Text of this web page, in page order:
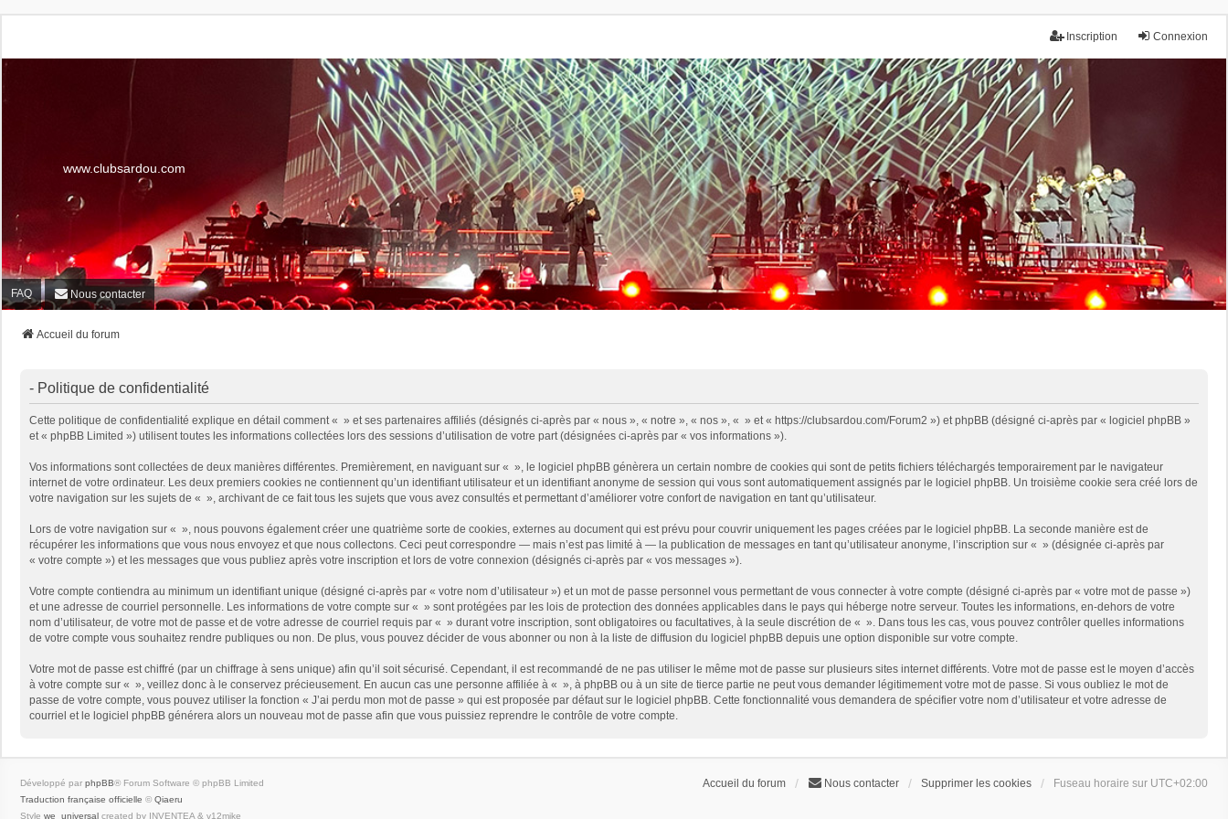
Connexion
Inscription
www.clubsardou.com
FAQ Nous contacter
Accueil du forum
- Politique de confidentialité
Cette politique de confidentialité explique en détail comment « » et ses partenaires affiliés (désignés ci-après par « nous », « notre », « nos », « » et « https://clubsardou.com/Forum2 ») et phpBB (désigné ci-après par « logiciel phpBB »
et « phpBB Limited ») utilisent toutes les informations collectées lors des sessions d’utilisation de votre part (désignées ci-après par « vos informations »).
Vos informations sont collectées de deux manières différentes. Premièrement, en naviguant sur « », le logiciel phpBB génèrera un certain nombre de cookies qui sont de petits fichiers téléchargés temporairement par le navigateur
internet de votre ordinateur. Les deux premiers cookies ne contiennent qu’un identifiant utilisateur et un identifiant anonyme de session qui vous sont automatiquement assignés par le logiciel phpBB. Un troisième cookie sera créé lors de
votre navigation sur les sujets de « », archivant de ce fait tous les sujets que vous avez consultés et permettant d’améliorer votre confort de navigation en tant qu’utilisateur.
Lors de votre navigation sur « », nous pouvons également créer une quatrième sorte de cookies, externes au document qui est prévu pour couvrir uniquement les pages créées par le logiciel phpBB. La seconde manière est de
récupérer les informations que vous nous envoyez et que nous collectons. Ceci peut correspondre — mais n’est pas limité à — la publication de messages en tant qu’utilisateur anonyme, l’inscription sur « » (désignée ci-après par
« votre compte ») et les messages que vous publiez après votre inscription et lors de votre connexion (désignés ci-après par « vos messages »).
Votre compte contiendra au minimum un identifiant unique (désigné ci-après par « votre nom d’utilisateur ») et un mot de passe personnel vous permettant de vous connecter à votre compte (désigné ci-après par « votre mot de passe »)
et une adresse de courriel personnelle. Les informations de votre compte sur « » sont protégées par les lois de protection des données applicables dans le pays qui héberge notre serveur. Toutes les informations, en-dehors de votre
nom d’utilisateur, de votre mot de passe et de votre adresse de courriel requis par « » durant votre inscription, sont obligatoires ou facultatives, à la seule discrétion de « ». Dans tous les cas, vous pouvez contrôler quelles informations
de votre compte vous souhaitez rendre publiques ou non. De plus, vous pouvez décider de vous abonner ou non à la liste de diffusion du logiciel phpBB depuis une option disponible sur votre compte.
Votre mot de passe est chiffré (par un chiffrage à sens unique) afin qu’il soit sécurisé. Cependant, il est recommandé de ne pas utiliser le même mot de passe sur plusieurs sites internet différents. Votre mot de passe est le moyen d’accès
à votre compte sur « », veillez donc à le conservez précieusement. En aucun cas une personne affiliée à « », à phpBB ou à un site de tierce partie ne peut vous demander légitimement votre mot de passe. Si vous oubliez le mot de
passe de votre compte, vous pouvez utiliser la fonction « J’ai perdu mon mot de passe » qui est proposée par défaut sur le logiciel phpBB. Cette fonctionnalité vous demandera de spécifier votre nom d’utilisateur et votre adresse de
courriel et le logiciel phpBB générera alors un nouveau mot de passe afin que vous puissiez reprendre le contrôle de votre compte.
Accueil du forum Nous contacter Supprimer les cookies Fuseau horaire sur UTC+02:00
Développé par phpBB® Forum Software © phpBB Limited
Traduction française officielle © Qiaeru
Style we_universal created by INVENTEA & v12mike